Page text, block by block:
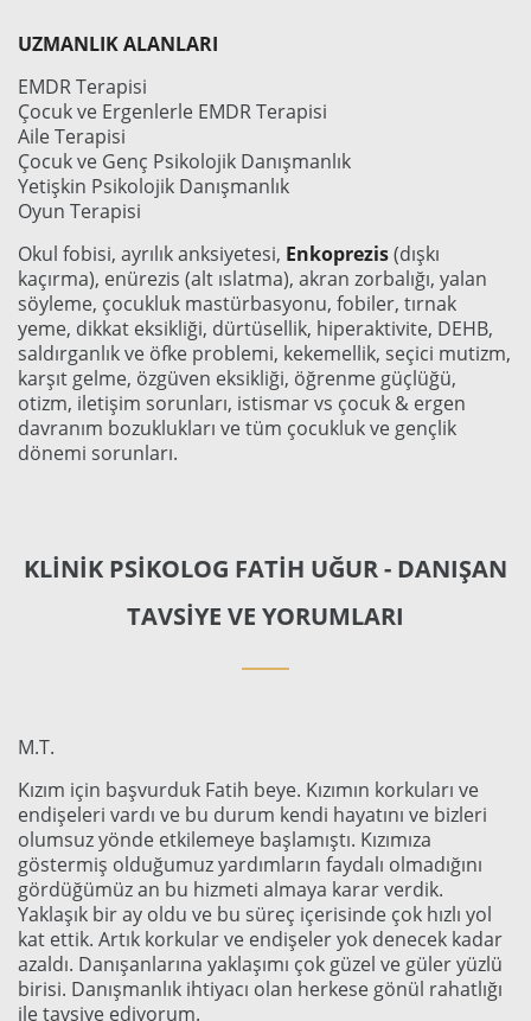
UZMANLIK ALANLARI
EMDR Terapisi
Çocuk ve Ergenlerle EMDR Terapisi
Aile Terapisi
Çocuk ve Genç Psikolojik Danışmanlık
Yetişkin Psikolojik Danışmanlık
Oyun Terapisi
Okul fobisi, ayrılık anksiyetesi, Enkoprezis(dışkı
kaçırma), enürezis (alt ıslatma), akran zorbalığı, yalan
söyleme, çocukluk mastürbasyonu, fobiler, tırnak
yeme, dikkat eksikliği, dürtüsellik, hiperaktivite, DEHB,
saldırganlık ve öfke problemi, kekemellik, seçici mutizm,
karşıt gelme, özgüven eksikliği, öğrenme güçlüğü,
otizm, iletişim sorunları, istismar vs çocuk & ergen
davranım bozuklukları ve tüm çocukluk ve gençlik
dönemi sorunları.
KLINIK PSIKOLOG FATIH UĞUR - DANIŞAN
TAVSIYE VE YORUMLARI
M.T.
Kızım için başvurduk Fatih beye. Kızımın korkuları ve
endişeleri vardı ve bu durum kendi hayatını ve bizleri
olumsuz yönde etkilemeye başlamıştı. Kızımıza
göstermiş olduğumuz yardımların faydalı olmadığını
gördüğümüz an bu hizmeti almaya karar verdik.
Yaklaşık bir ay oldu ve bu süreç içerisinde çok hızlı yol
kat ettik. Artık korkular ve endişeler yok denecek kadar
azaldı. Danışanlarına yaklaşımı çok güzel ve güler yüzlü
birisi. Danışmanlık ihtiyacı olan herkese gönül rahatlığı
ile tavsiye ediyorum.